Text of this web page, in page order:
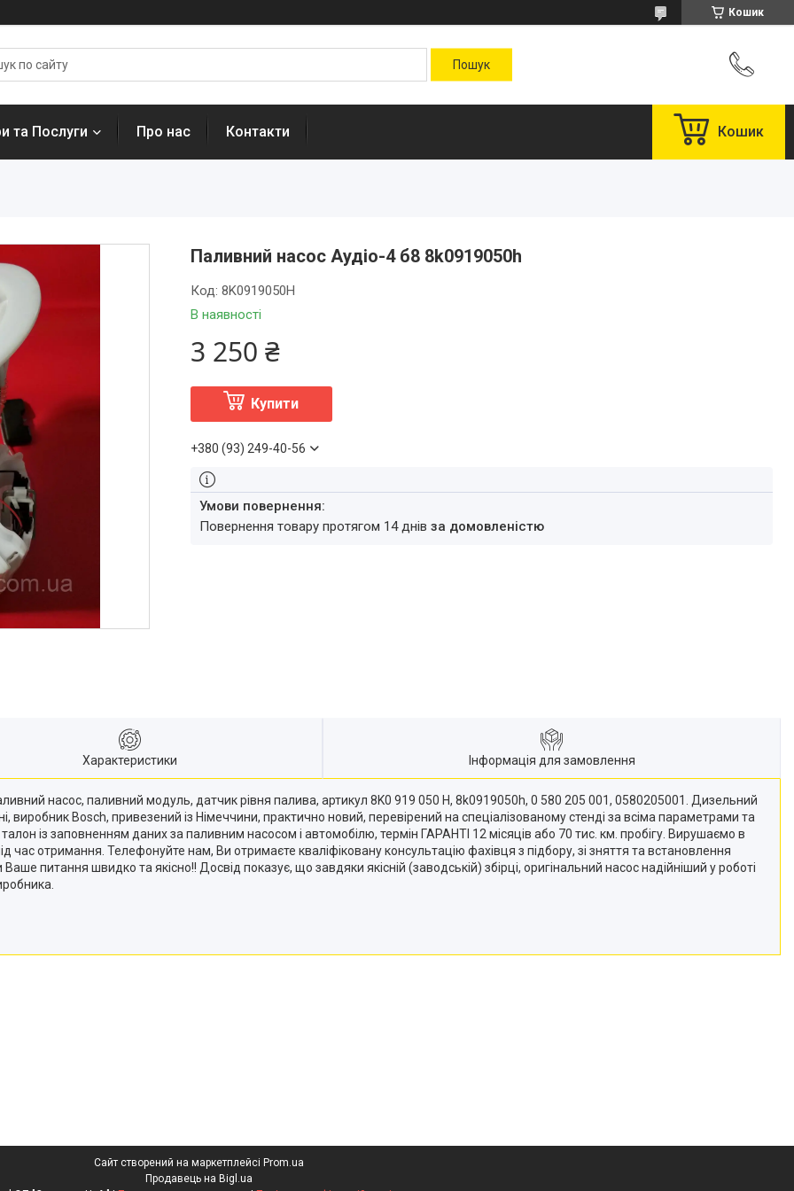
Кошик
та Послуги Про нас Контакти Кошик
Паливний насос Аудіо-4 б8 8k0919050h
В наявності
Код: 8K0919050H
3 250 ₴
Купити
+380 (93) 249-40-56
повернення товару протягом 14 днів за домовленістю
Характеристики Інформація для замовлення
насос, паливний модуль, датчик рівня палива, артикул 8K0 919 050 H, 8k0919050h, 0 580 205 001, 0580205001. Дизельний
виробник Bosch, привезений із Німеччини, практично новий, перевірений на спеціалізованому стенді за всіма параметрами та
із заповненням даних за паливним насосом і автомобілю, термін ГАРАНТІ 12 місяців або 70 тис. км. пробігу. Вирушаємо в
час отримання. Телефонуйте нам, Ви отримаєте кваліфіковану консультацію фахівця з підбору, зі зняття та встановлення
питання швидко та якісно!! Досвід показує, що завдяки якісній (заводській) збірці, оригінальний насос надійніший у роботі
Сайт створений на маркетплейсі Prom.ua
Продавець на Bigl.ua